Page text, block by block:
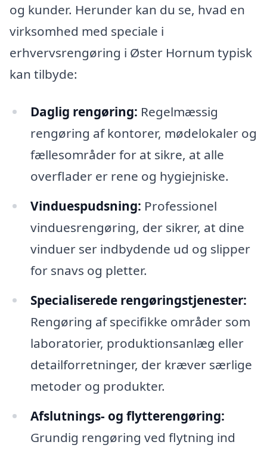
og kunder. Herunder kan du se, hvad en
virksomhed med speciale i
erhvervsrengøring i Øster Hornum typisk
kan tilbyde:
Daglig rengøring: Regelmæssig
rengøring af kontorer, mødelokaler og
fællesområder for at sikre, at alle
overflader er rene og hygiejniske.
Vinduespudsning: Professionel
vinduesrengøring, der sikrer, at dine
vinduer ser indbydende ud og slipper
for snavs og pletter.
Specialiserede rengøringstjenester:
Rengøring af specifikke områder som
laboratorier, produktionsanlæg eller
detailforretninger, der kræver særlige
metoder og produkter.
Afslutnings- og flytterengøring:
Grundig rengøring ved flytning ind